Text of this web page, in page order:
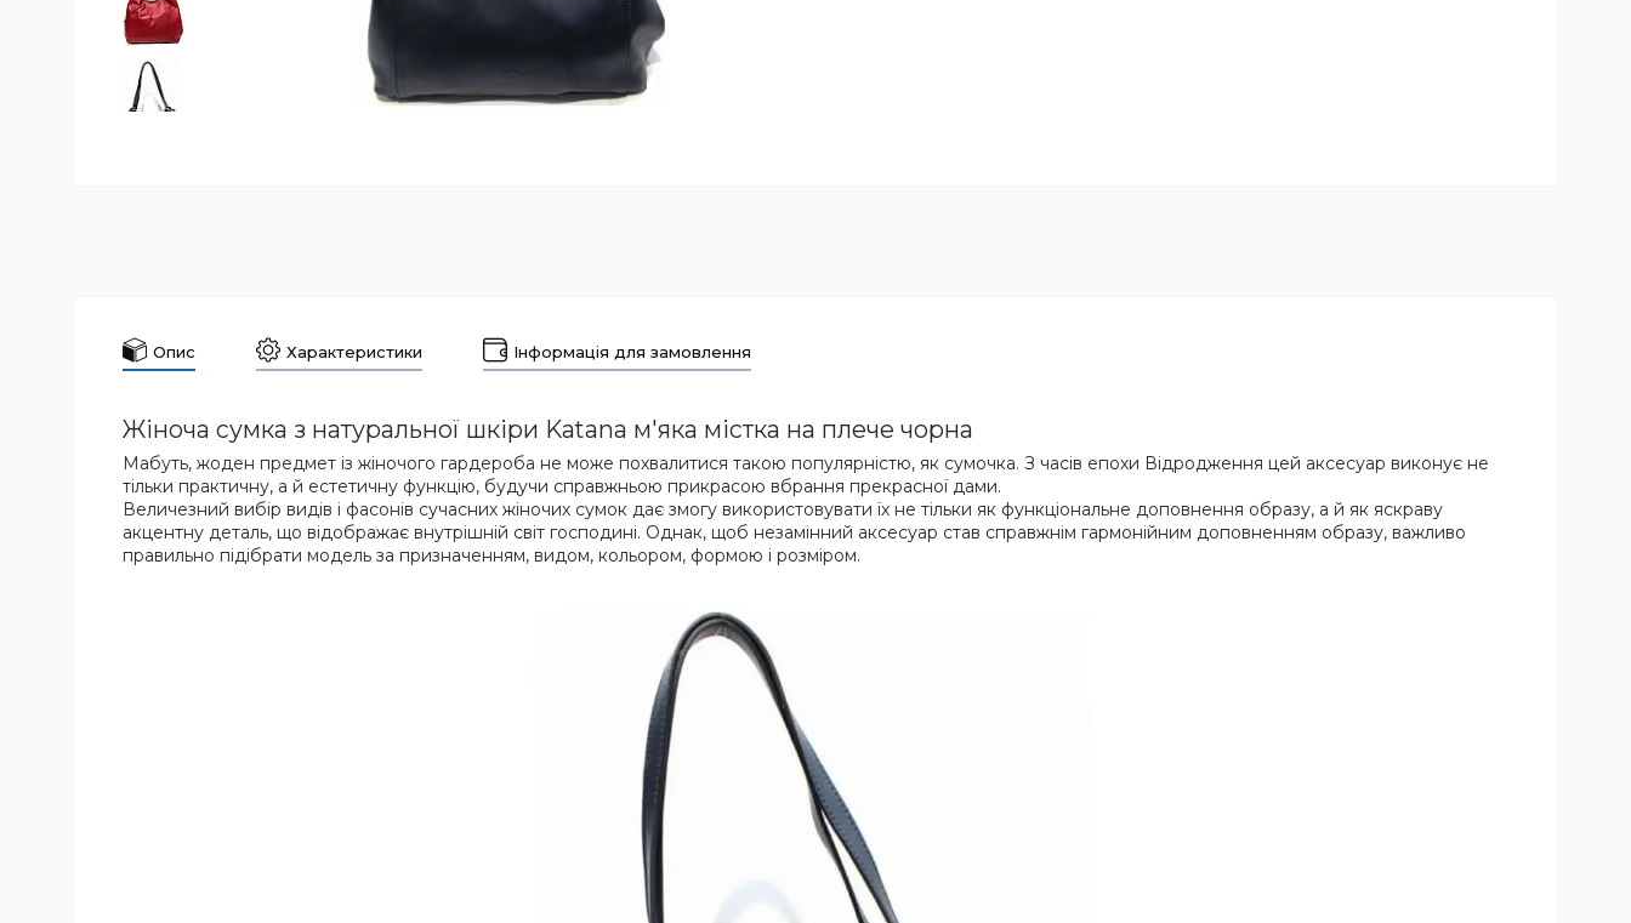
Опис Характеристики Інформація для замовлення
Жіноча сумка з натуральної шкіри Katana м'яка містка на плече чорна
Мабуть, жоден предмет із жіночого гардероба не може похвалитися такою популярністю, як сумочка. З часів епохи Відродження цей аксесуар виконує не
тільки практичну, а й естетичну функцію, будучи справжньою прикрасою вбрання прекрасної дами.
Величезний вибір видів і фасонів сучасних жіночих сумок дає змогу використовувати їх не тільки як функціональне доповнення образу, а й як яскраву
акцентну деталь, що відображає внутрішній світ господині. Однак, щоб незамінний аксесуар став справжнім гармонійним доповненням образу, важливо
правильно підібрати модель за призначенням, видом, кольором, формою і розміром.